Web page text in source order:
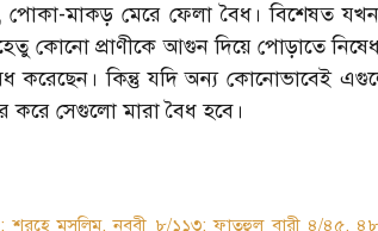
পোকা-মাকড় মেরে ফেলা বৈধ। বিশেষত
কোনো প্রাণীকে আগুন দিয়ে পোড়াতে
করেছেন। কিন্তু যদি অন্য কোনোভাবেই
করে সেগুলো মারা বৈধ হবে।
শরহে মুসলিম, নববী ৮/১১৩; ফাতহুল বারী ৪/৪৫,